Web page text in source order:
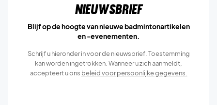
Nieuwsbrief
Blijf op de hoogte van nieuwe badmintonartikelen
en -evenementen.
Schrijf u hieronder in voor de nieuwsbrief. Toestemming
kan worden ingetrokken. Wanneer u zich aanmeldt,
accepteert u ons beleid voor persoonlijke gegevens.